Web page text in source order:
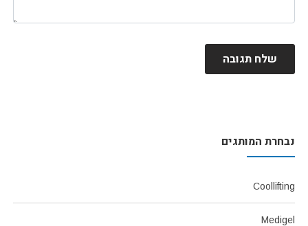
שלח תגובה
נבחרת המותגים
Coollifting
Medigel